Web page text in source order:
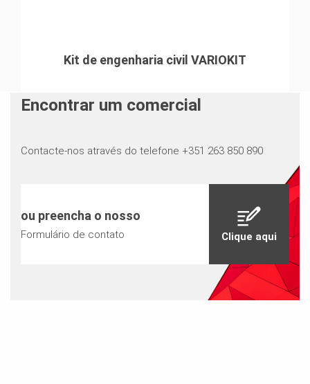
Kit de engenharia civil VARIOKIT
Encontrar um comercial
Contacte-nos através do telefone +351 263 850 890
ou preencha o nosso
Formulário de contato Clique aqui